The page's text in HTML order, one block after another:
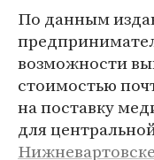
По данным
возможности
стоимостью
на поставку
для
Нижневартовске